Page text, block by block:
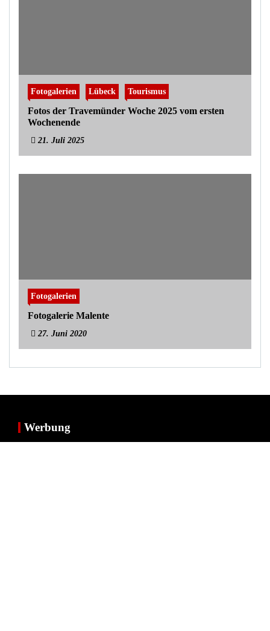
Fotogalerien Lübeck Tourismus
Fotos der Travemünder Woche 2025 vom ersten
Wochenende
21. Juli 2025
Fotogalerien
Fotogalerie Malente
27. Juni 2020
Werbung